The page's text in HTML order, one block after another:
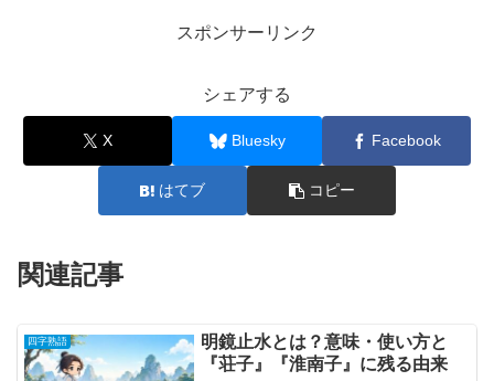
スポンサーリンク
シェアする
X Bluesky Facebook
はてブ コピー
関連記事
四字熟語
明鏡止水とは？意味・使い方と
『荘子』『淮南子』に残る由来